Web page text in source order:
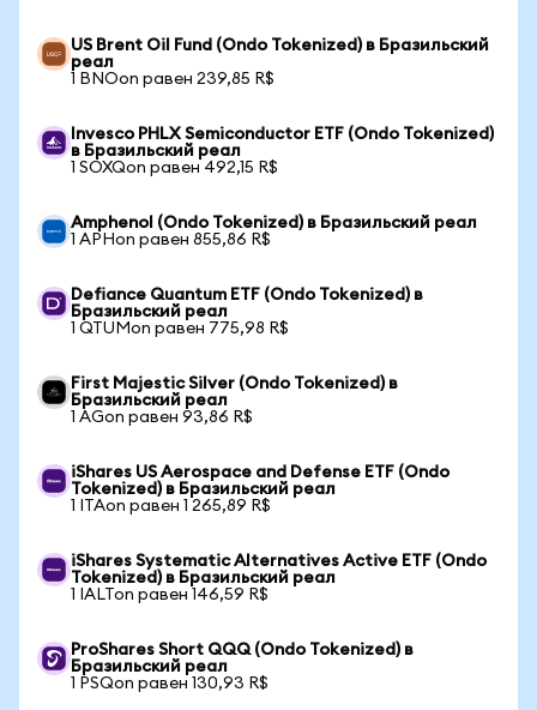
US Brent Oil Fund (Ondo Tokenized) в Бразильский
реал
1 BNOon равен 239,85 R$
Invesco PHLX Semiconductor ETF (Ondo Tokenized)
в Бразильский реал
1 SOXQon равен 492,15 R$
Amphenol (Ondo Tokenized) в Бразильский реал
1 APHon равен 855,86 R$
Defiance Quantum ETF (Ondo Tokenized) в
Бразильский реал
1 QTUMon равен 775,98 R$
First Majestic Silver (Ondo Tokenized) в
Бразильский реал
1 AGon равен 93,86 R$
iShares US Aerospace and Defense ETF (Ondo
Tokenized) в Бразильский реал
1 ITAon равен 1 265,89 R$
iShares Systematic Alternatives Active ETF (Ondo
Tokenized) в Бразильский реал
1 IALTon равен 146,59 R$
ProShares Short QQQ (Ondo Tokenized) в
Бразильский реал
1 PSQon равен 130,93 R$